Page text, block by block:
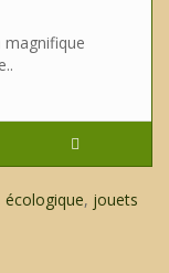
magnifique
écologique, jouets